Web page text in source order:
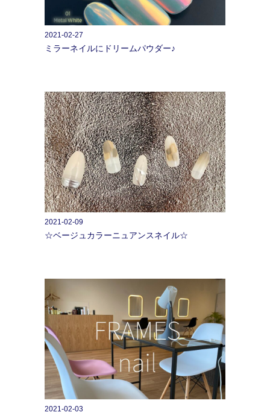
2021-02-27
ミラーネイルにドリームパウダー♪
2021-02-09
☆ベージュカラーニュアンスネイル☆
2021-02-03